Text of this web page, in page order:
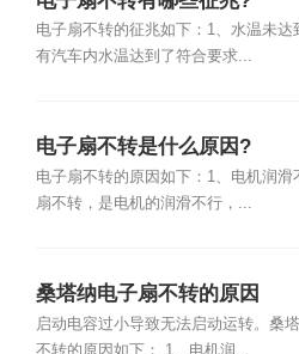
电子扇不转的征兆如下：1、水温未达
有汽车内水温达到了符合要求...
电子扇不转是什么原因?
电子扇不转的原因如下：1、电机润滑
扇不转，是电机的润滑不行，...
桑塔纳电子扇不转的原因
启动电容过小导致无法启动运转。桑
不转的原因如下： 1、电机润...